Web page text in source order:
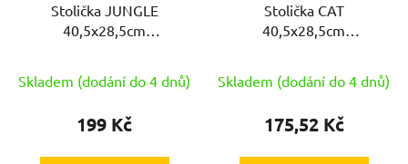
Stolička JUNGLE
40,5x28,5cm
Skladem (dodání do 4 dnů)
199 Kč
Stolička CAT
40,5x28,5cm
Skladem (dodání do 4 dnů)
175,52 Kč